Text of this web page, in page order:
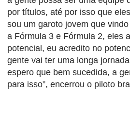
por títulos, até por isso que
sou um garoto jovem que
a Fórmula 3 e Fórmula 2, eles
potencial, eu acredito no
gente vai ter uma longa
espero que bem sucedida, a
para isso”, encerrou o piloto